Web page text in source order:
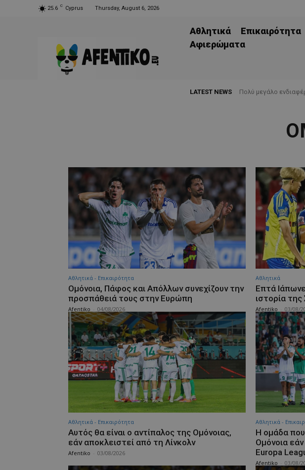
25.6 C Cyprus Thursday, August 6, 2026
Αθλητικά Επικαιρότητα
Aφιερώματα
LATEST NEWS Πολύ μεγάλο
Αθλητικά - Επικαιρότητα
Ομόνοια, Πάφος και Απόλλων συνεχίζουν την
προσπάθειά τους στην Ευρώπη
Afentiko 04/08/2026
Αθλητικά
Επτά
ιστορία της
Afentiko 03/08/
Αθλητικά - Επικαιρότητα
Αυτός θα είναι ο αντίπαλος της Ομόνοιας,
εάν αποκλειστεί από τη Λίνκολν
Afentiko 03/08/2026
Αθλητικά -
Η ομάδα
Ομόνοια
Europa
Afentiko 03/08/